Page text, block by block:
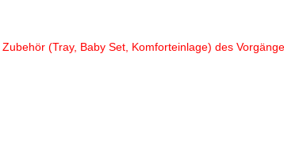
(Tray, Baby Set, Komforteinlage) des